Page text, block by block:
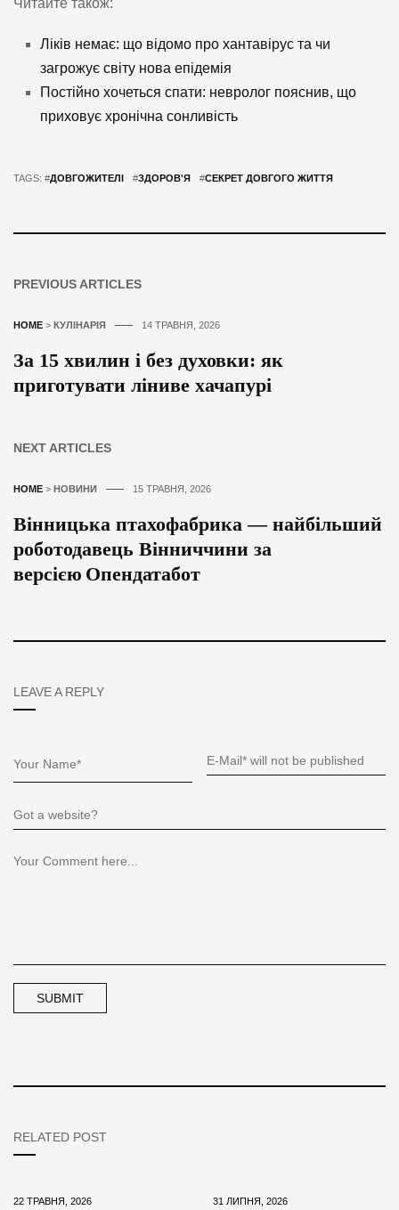
Читайте також:
Ліків немає: що відомо про хантавірус та чи
загрожує світу нова епідемія
Постійно хочеться спати: невролог пояснив, що
приховує хронічна сонливість
TAGS: #ДОВГОЖИТЕЛІ #ЗДОРОВ'Я #СЕКРЕТ ДОВГОГО ЖИТТЯ
PREVIOUS ARTICLES
HOME > КУЛІНАРІЯ 14 ТРАВНЯ, 2026
За 15 хвилин і без духовки: як
приготувати ліниве хачапурі
NEXT ARTICLES
HOME > НОВИНИ 15 ТРАВНЯ, 2026
Вінницька птахофабрика — найбільший
роботодавець Вінниччини за
версією Опендатабот
LEAVE A REPLY
RELATED POST
22 ТРАВНЯ, 2026 31 ЛИПНЯ, 2026